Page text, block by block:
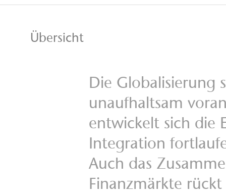
Übersicht
Die Globalisierung
unaufhaltsam
entwickelt sich die
Integration
Auch das
Finanzmärkte rückt